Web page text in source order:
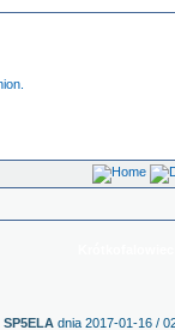
SP5ELA dnia 2017-01-16 /